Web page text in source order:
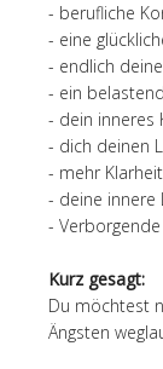
- berufliche
- eine
- endlich
- ein
- dein inneres
- dich deinen
- mehr
- deine innere
-
Kurz gesagt:
Du möchtest
Ängsten